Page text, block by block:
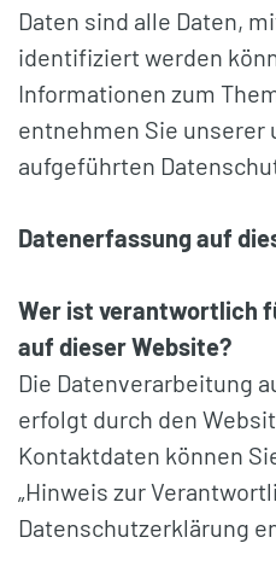
Daten sind alle Daten,
identifiziert werden
Informationen zum
entnehmen Sie unserer
aufgeführten
Datenerfassungauf
Wer ist verantwortlich
auf dieser Website?
Die Datenverarbeitung
erfolgt durch den
Kontaktdaten können
„Hinweis zur
Datenschutzerklärung